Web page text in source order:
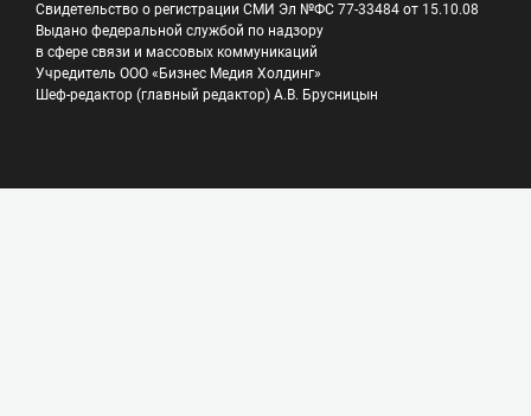
Свидетельство о регистрации СМИ Эл №ФС 77-33484 от 15.10.08
Выдано федеральной службой по надзору
в сфере связи и массовых коммуникаций
Учредитель ООО «Бизнес Медия Холдинг»
Шеф-редактор (главный редактор) А.В. Брусницын